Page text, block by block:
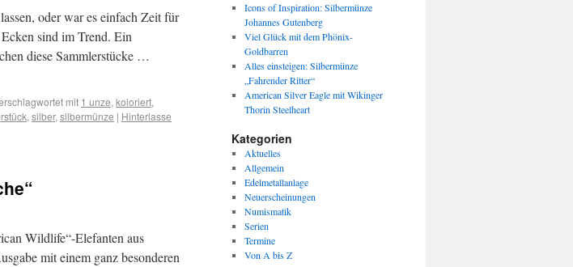
oder war es einfach Zeit für
sind im Trend. Ein
diese Sammlerstücke …
mit 1 unze, koloriert,
, silber, silbermünze | Hinterlasse
Wildlife“-Elefanten aus
mit einem ganz besonderen
Icons of Inspiration: Silbermünze
Johannes Gutenberg
Viel Glück mit dem Phönix-
Goldbarren
Alles einsteigen: Silbermünze
„Fahrender Ritter“
American Silver Eagle mit Wikinger
Thorin Steelheart
Kategorien
Aktuelles
Allgemein
Edelmetallanlage
Neuerscheinungen
Numismatik
Serien
Termine
Von A bis Z